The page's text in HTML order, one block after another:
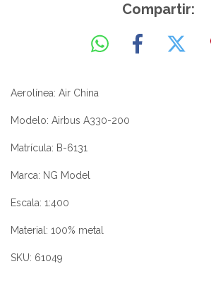
Compartir:
Aerolínea: Air China
Modelo: Airbus A330-200
Matrícula: B-6131
Marca: NG Model
Escala: 1:400
Material: 100% metal
SKU: 61049